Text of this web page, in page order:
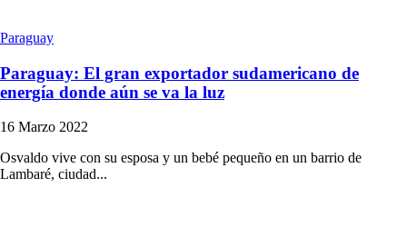
Paraguay
Paraguay: El gran exportador sudamericano de
energía donde aún se va la luz
16 Marzo 2022
Osvaldo vive con su esposa y un bebé pequeño en un barrio de
Lambaré, ciudad...